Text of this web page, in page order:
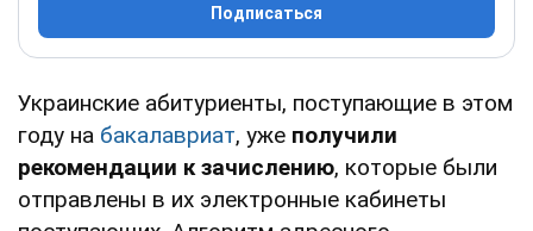
Подписаться
Украинские абитуриенты, поступающие в этом
году на бакалавриат, уже получили
рекомендации к зачислению, которые были
отправлены в их электронные кабинеты